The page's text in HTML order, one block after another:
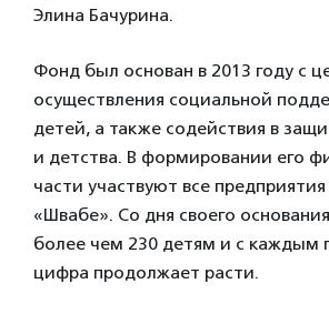
Элина Бачурина.
Фонд был основан в 2013 году с
осуществления социальной
детей, а также содействия в
и детства. В формировании его
части участвуют все
«Швабе». Со дня своего
более чем 230 детям и с каждым
цифра продолжает расти.